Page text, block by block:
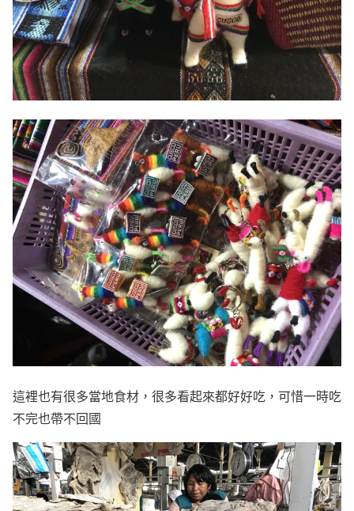
這裡也有很多當地食材，很多看起來都好好吃，可惜一時吃
不完也帶不回國